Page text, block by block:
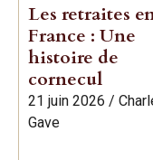
Les retraites
France : Une
histoire de
cornecul
21 juin 2026 /
Gave